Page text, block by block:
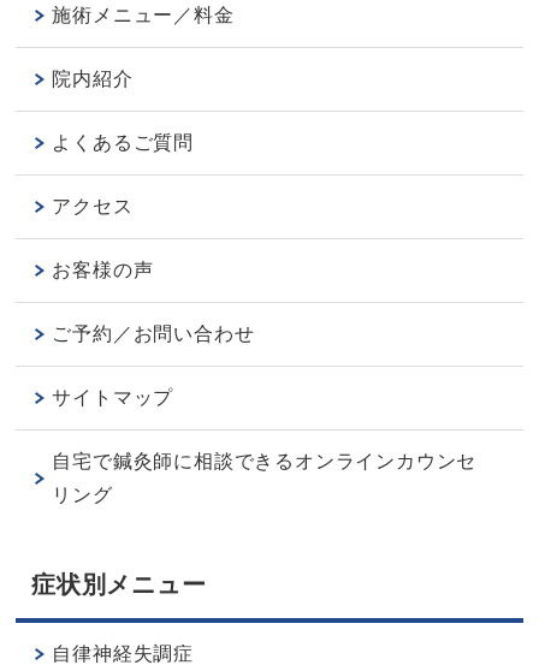
施術メニュー／料金
院内紹介
よくあるご質問
アクセス
お客様の声
ご予約／お問い合わせ
サイトマップ
自宅で鍼灸師に相談できるオンラインカウンセ
リング
症状別メニュー
自律神経失調症